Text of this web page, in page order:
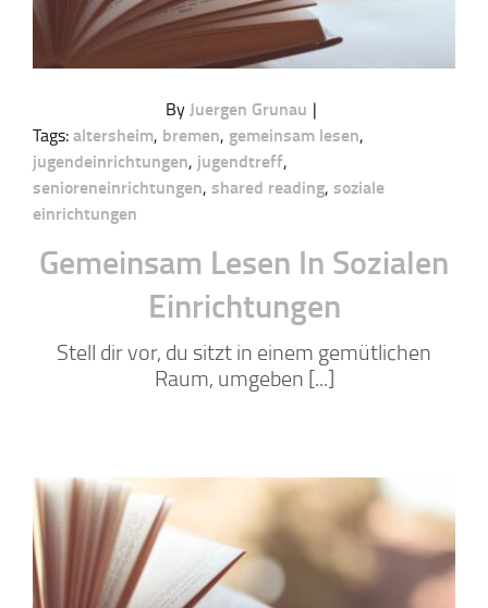
ByJuergen Grunau |
Tags:altersheim, bremen, gemeinsam lesen,
jugendeinrichtungen, jugendtreff,
senioreneinrichtungen, shared reading, soziale
einrichtungen
Gemeinsam Lesen In Sozialen
Einrichtungen
Stell dir vor, du sitzt in einem gemütlichen
Raum, umgeben [...]